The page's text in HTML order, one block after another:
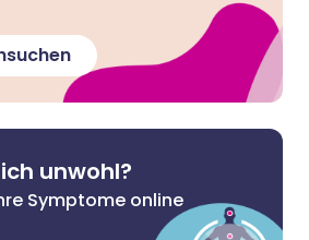
unwohl?
Symptome online